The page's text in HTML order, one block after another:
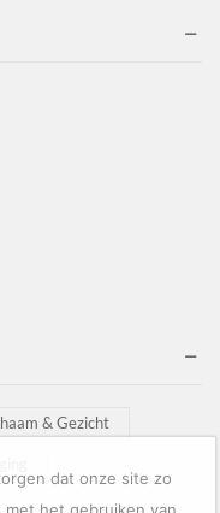
& Gezicht
dat onze site zo